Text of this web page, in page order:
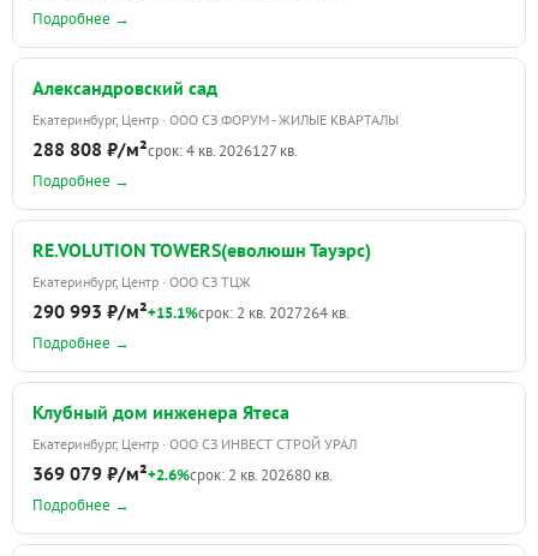
Подробнее →
Александровский сад
Екатеринбург, Центр · ООО СЗ ФОРУМ - ЖИЛЫЕ КВАРТАЛЫ
288 808 ₽/м²срок: 4 кв. 2026127 кв.
Подробнее →
RE.VOLUTION TOWERS(еволюшн Тауэрс)
Екатеринбург, Центр · ООО СЗ ТЦЖ
290 993 ₽/м²+15.1%срок: 2 кв. 2027264 кв.
Подробнее →
Клубный дом инженера Ятеса
Екатеринбург, Центр · ООО СЗ ИНВЕСТ СТРОЙ УРАЛ
369 079 ₽/м²+2.6%срок: 2 кв. 202680 кв.
Подробнее →